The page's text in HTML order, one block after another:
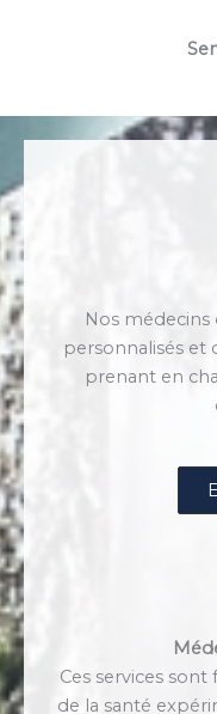
Nos
personnalisés et
prenant en
Ces services
de la santé